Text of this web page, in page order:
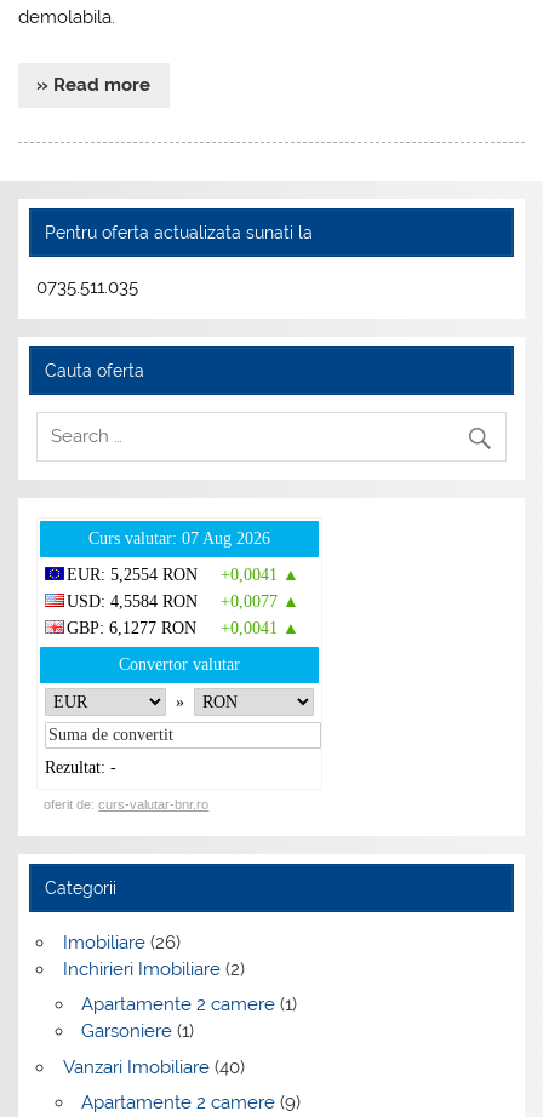
demolabila.
» Read more
Pentru oferta actualizata sunati la
0735.511.035
Cauta oferta
Curs valutar: 07 Aug 2026
EUR: 5,2554 RON
+0,0041 ▲
USD: 4,5584 RON
+0,0077 ▲
GBP: 6,1277 RON
+0,0041 ▲
Convertor valutar
»
Rezultat: -
oferit de:curs-valutar-bnr.ro
Categorii
Imobiliare(26)
Inchirieri Imobiliare(2)
Apartamente 2 camere(1)
Garsoniere(1)
Vanzari Imobiliare(40)
Apartamente 2 camere(9)